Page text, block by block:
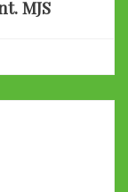
MJS